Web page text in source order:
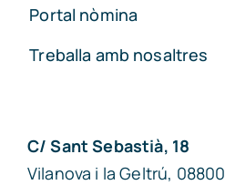
Portal nòmina
Treballa amb nosaltres
C/ Sant Sebastià, 18
Vilanova i la Geltrú, 08800